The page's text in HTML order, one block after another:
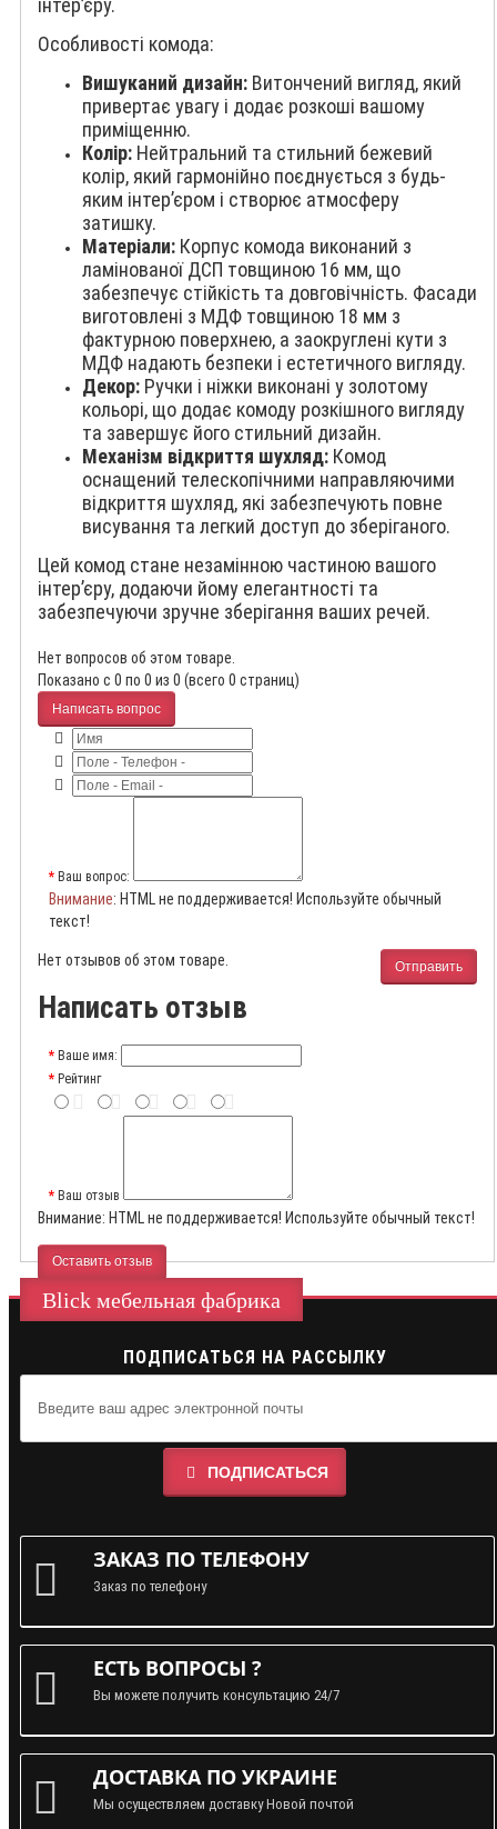
інтер’єру.
Особливості комода:
Вишуканий дизайн: Витончений вигляд, який
привертає увагу і додає розкоші вашому
приміщенню.
Колір: Нейтральний та стильний бежевий
колір, який гармонійно поєднується з будь-
яким інтер’єром і створює атмосферу
затишку.
Матеріали: Корпус комода виконаний з
ламінованої ДСП товщиною 16 мм, що
забезпечує стійкість та довговічність. Фасади
виготовлені з МДФ товщиною 18 мм з
фактурною поверхнею, а заокруглені кути з
МДФ надають безпеки і естетичного вигляду.
Декор: Ручки і ніжки виконані у золотому
кольорі, що додає комоду розкішного вигляду
та завершує його стильний дизайн.
Механізм відкриття шухляд: Комод
оснащений телескопічними направляючими
відкриття шухляд, які забезпечують повне
висування та легкий доступ до зберіганого.
Цей комод стане незамінною частиною вашого
інтер’єру, додаючи йому елегантності та
забезпечуючи зручне зберігання ваших речей.
Нет вопросов об этом товаре.
Показано с 0 по 0 из 0 (всего 0 страниц)
Написать вопрос
Ваш вопрос:
Внимание: HTML не поддерживается! Используйте обычный
текст!
Отправить
Нет отзывов об этом товаре.
Написать отзыв
Ваше имя:
Рейтинг
Ваш отзыв
Внимание: HTML не поддерживается! Используйте обычный текст!
Оставить отзыв
Blick мебельная фабрика
ПОДПИСАТЬСЯ НА РАССЫЛКУ
ПОДПИСАТЬСЯ
ЗАКАЗ ПО ТЕЛЕФОНУ
Заказ по телефону
ЕСТЬ ВОПРОСЫ ?
Вы можете получить консультацию 24/7
ДОСТАВКА ПО УКРАИНЕ
Мы осуществляем доставку Новой почтой